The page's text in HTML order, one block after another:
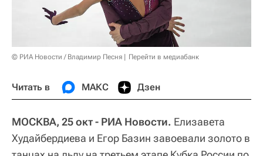
© РИА Новости / Владимир Песня Перейти в медиабанк
Читать в МАКС Дзен
МОСКВА, 25 окт - РИА Новости. Елизавета
Худайбердиева и Егор Базин завоевали золото в